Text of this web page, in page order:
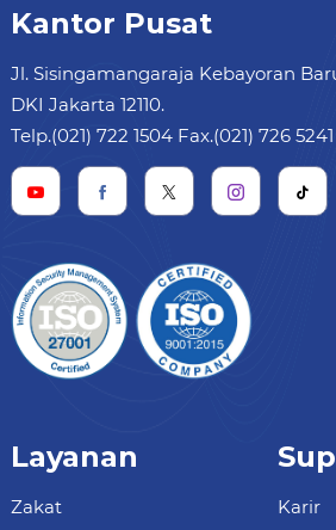
Kantor Pusat
Jl. Sisingamangaraja Kebayoran
DKI Jakarta 12110.
Telp.(021) 722 1504 Fax.(021) 726 5241
Layanan
Zakat
Karir